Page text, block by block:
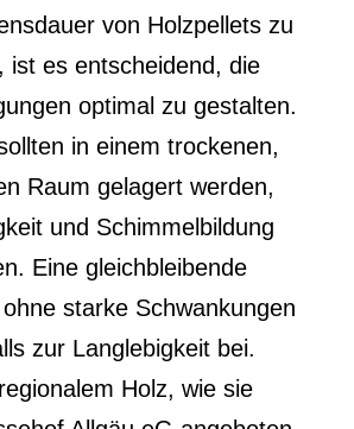
von Holzpellets zu
ist es entscheidend, die
optimal zu gestalten.
in einem trockenen,
Raum gelagert werden,
und Schimmelbildung
Eine gleichbleibende
starke Schwankungen
zur Langlebigkeit bei.
Holz, wie sie